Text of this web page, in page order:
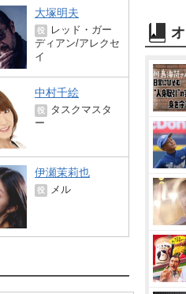
大塚明夫
役
レッド・ガー
ディアン/アレクセ
イ
中村千絵
役
タスクマスタ
ー
伊瀬茉莉也
役 メル